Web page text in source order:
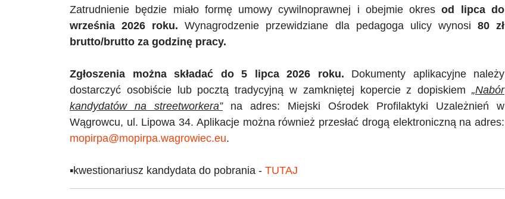
Zatrudnienie będzie miało formę umowy cywilnoprawnej i obejmie okres od lipca do
września 2026 roku.Wynagrodzenie przewidziane dla pedagoga ulicy wynosi 80 zł
brutto/brutto za godzinę pracy.
Zgłoszenia można składać do 5 lipca 2026 roku. Dokumenty aplikacyjne należy
dostarczyć osobiście lub pocztą tradycyjną w zamkniętej kopercie z dopiskiem „Nabór
kandydatów na streetworkera”na adres: Miejski Ośrodek Profilaktyki Uzależnień w
Wągrowcu, ul. Lipowa 34. Aplikacje można również przesłać drogą elektroniczną na adres:
mopirpa@mopirpa.wagrowiec.eu.
▪️kwestionariusz kandydata do pobrania - TUTAJ